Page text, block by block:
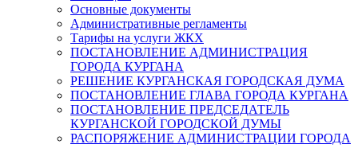
Основные документы
Административные регламенты
Тарифы на услуги ЖКХ
ПОСТАНОВЛЕНИЕ АДМИНИСТРАЦИЯ
ГОРОДА КУРГАНА
РЕШЕНИЕ КУРГАНСКАЯ ГОРОДСКАЯ ДУМА
ПОСТАНОВЛЕНИЕ ГЛАВА ГОРОДА КУРГАНА
ПОСТАНОВЛЕНИЕ ПРЕДСЕДАТЕЛЬ
КУРГАНСКОЙ ГОРОДСКОЙ ДУМЫ
РАСПОРЯЖЕНИЕ АДМИНИСТРАЦИИ ГОРОДА